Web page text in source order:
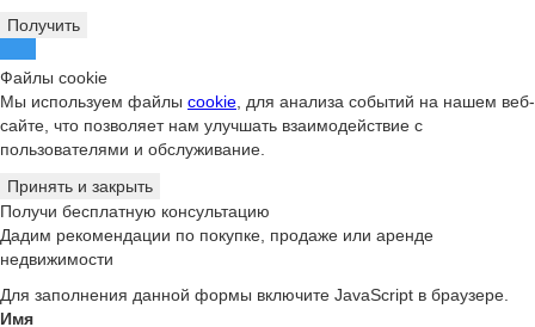
Получить
Файлы cookie
Мы используем файлы cookie, для анализа событий на нашем веб-
сайте, что позволяет нам улучшать взаимодействие с
пользователями и обслуживание.
Принять и закрыть
Получи бесплатную консультацию
Дадим рекомендации по покупке, продаже или аренде
недвижимости
Для заполнения данной формы включите JavaScript в браузере.
Имя